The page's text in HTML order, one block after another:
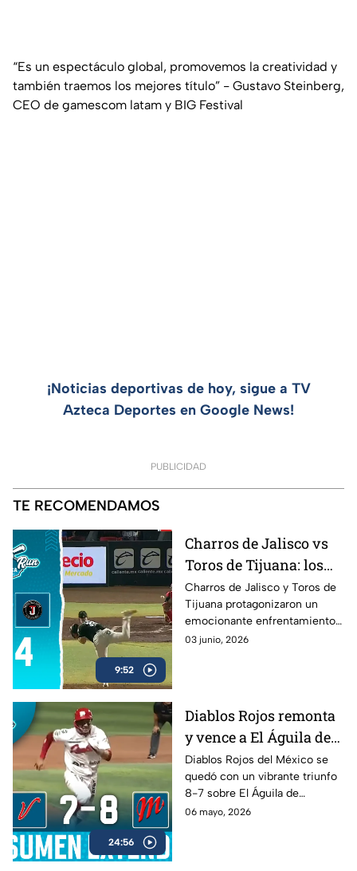
“Es un espectáculo global, promovemos la creatividad y
también traemos los mejores título” - Gustavo Steinberg,
CEO de gamescom latam y BIG Festival
¡Noticias deportivas de hoy, sigue a TV
Azteca Deportes en Google News!
PUBLICIDAD
TE RECOMENDAMOS
9:52
Charros de Jalisco vs
Toros de Tijuana: los
mejores momentos del
duelo en Home Run
Azteca
Charros de Jalisco y Toros de
Tijuana protagonizaron un
emocionante enfrentamiento
en la Liga Mexicana de Beisbol.
Home Run Azteca.
03 junio, 2026
24:56
Diablos Rojos remonta
y vence a El Águila de
Veracruz en cierre
cardíaco
Diablos Rojos del México se
quedó con un vibrante triunfo
8-7 sobre El Águila de
Veracruz en un duelo lleno de
06 mayo, 2026